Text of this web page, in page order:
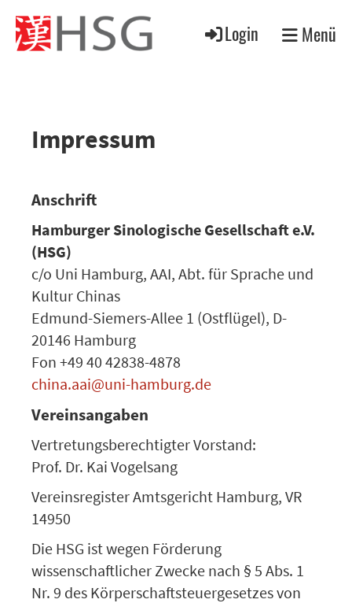
Login Menü
Impressum
Anschrift
Hamburger Sinologische Gesellschaft e.V.
(HSG)
c/o Uni Hamburg, AAI, Abt. für Sprache und
Kultur Chinas
Edmund-Siemers-Allee 1 (Ostflügel), D-
20146 Hamburg
Fon +49 40 42838-4878
china.aai@uni-hamburg.de
Vereinsangaben
Vertretungsberechtigter Vorstand:
Prof. Dr. Kai Vogelsang
Vereinsregister Amtsgericht Hamburg, VR
14950
Die HSG ist wegen Förderung
wissenschaftlicher Zwecke nach § 5 Abs. 1
Nr. 9 des Körperschaftsteuergesetzes von